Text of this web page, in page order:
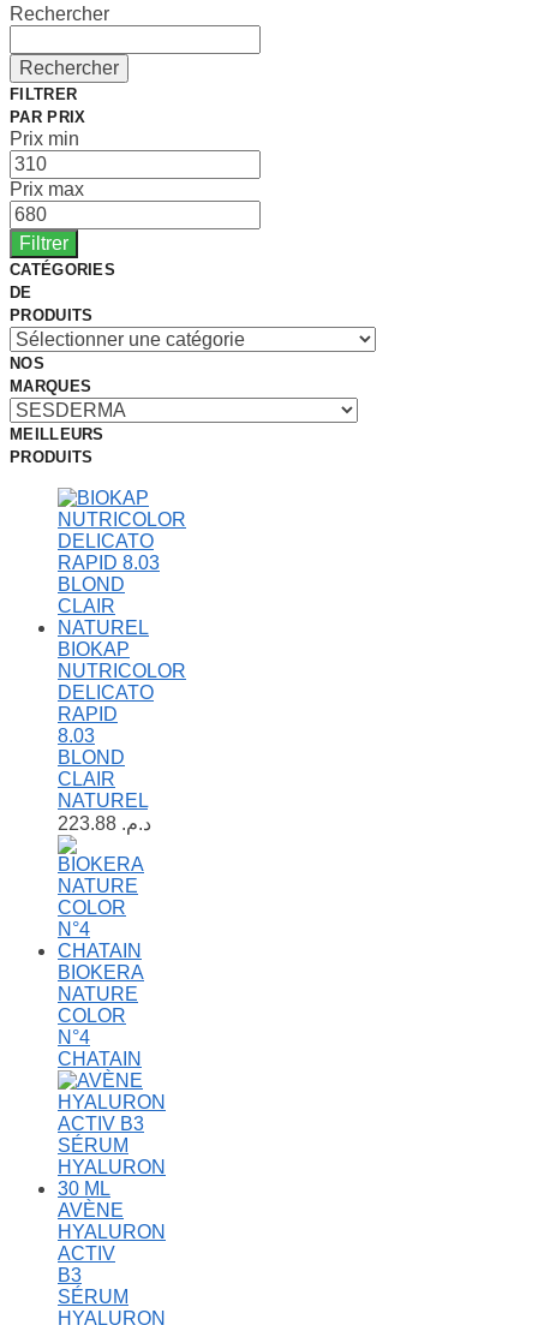
Rechercher
Rechercher
FILTRER
PAR PRIX
Prix min
Prix max
Filtrer
CATÉGORIES
DE
PRODUITS
NOS
MARQUES
MEILLEURS
PRODUITS
BIOKAP
NUTRICOLOR
DELICATO
RAPID
8.03
BLOND
CLAIR
NATUREL
د.م.
BIOKERA
NATURE
COLOR
N°4
CHATAIN
AVÈNE
HYALURON
ACTIV
B3
SÉRUM
HYALURON